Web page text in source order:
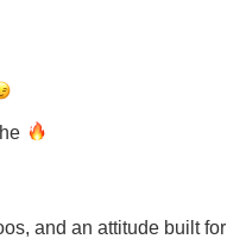
and an attitude built for